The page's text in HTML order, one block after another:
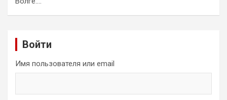
Войти
Имя пользователя или email